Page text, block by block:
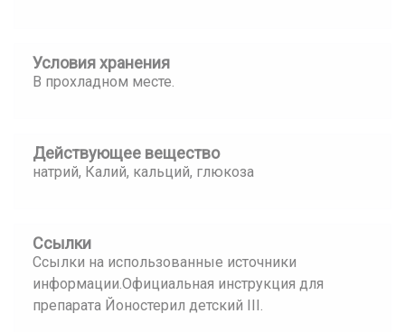
Условия хранения
В прохладном месте.
Действующее вещество
натрий, Калий, кальций, глюкоза
Ссылки
Ссылки на использованные источники
информации.Официальная инструкция для
препарата Йоностерил детский III.